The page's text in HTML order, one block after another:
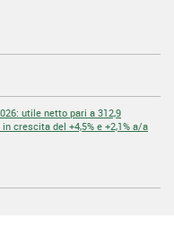
utile netto pari a 312,9
crescita del +4,5% e +2,1% a/a